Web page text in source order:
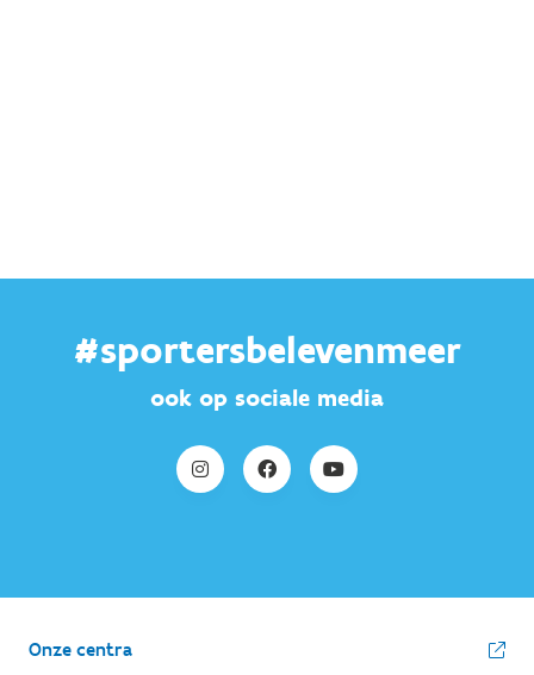
#sportersbelevenmeer
ook op sociale media
Onze centra